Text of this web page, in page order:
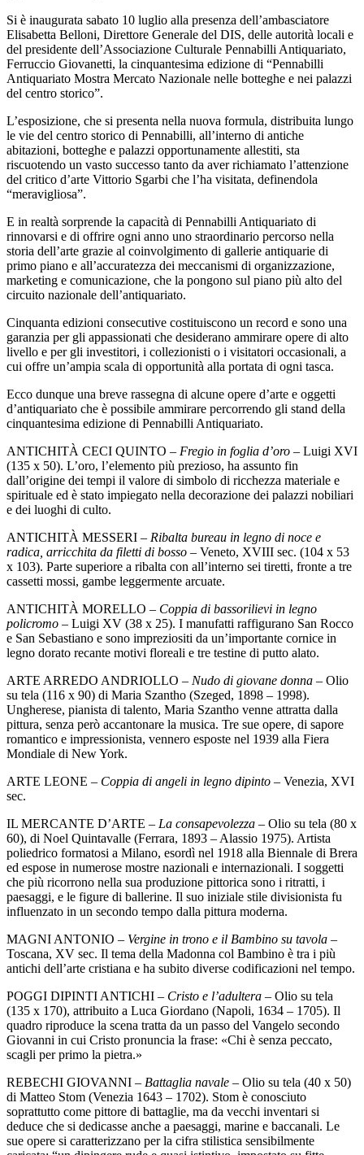
Si è inaugurata sabato 10 luglio alla presenza dell’ambasciatore
Elisabetta Belloni, Direttore Generale del DIS, delle autorità locali e
del presidente dell’Associazione Culturale Pennabilli Antiquariato,
Ferruccio Giovanetti, la cinquantesima edizione di “Pennabilli
Antiquariato Mostra Mercato Nazionale nelle botteghe e nei palazzi
del centro storico”.
L’esposizione, che si presenta nella nuova formula, distribuita lungo
le vie del centro storico di Pennabilli, all’interno di antiche
abitazioni, botteghe e palazzi opportunamente allestiti, sta
riscuotendo un vasto successo tanto da aver richiamato l’attenzione
del critico d’arte Vittorio Sgarbi che l’ha visitata, definendola
“meravigliosa”.
E in realtà sorprende la capacità di Pennabilli Antiquariato di
rinnovarsi e di offrire ogni anno uno straordinario percorso nella
storia dell’arte grazie al coinvolgimento di gallerie antiquarie di
primo piano e all’accuratezza dei meccanismi di organizzazione,
marketing e comunicazione, che la pongono sul piano più alto del
circuito nazionale dell’antiquariato.
Cinquanta edizioni consecutive costituiscono un record e sono una
garanzia per gli appassionati che desiderano ammirare opere di alto
livello e per gli investitori, i collezionisti o i visitatori occasionali, a
cui offre un’ampia scala di opportunità alla portata di ogni tasca.
Ecco dunque una breve rassegna di alcune opere d’arte e oggetti
d’antiquariato che è possibile ammirare percorrendo gli stand della
cinquantesima edizione di Pennabilli Antiquariato.
ANTICHITÀ CECI QUINTO – Fregio in foglia d’oro – Luigi XVI
(135 x 50). L’oro, l’elemento più prezioso, ha assunto fin
dall’origine dei tempi il valore di simbolo di ricchezza materiale e
spirituale ed è stato impiegato nella decorazione dei palazzi nobiliari
e dei luoghi di culto.
ANTICHITÀ MESSERI – Ribalta bureau in legno di noce e
radica, arricchita da filetti di bosso – Veneto, XVIII sec. (104 x 53
x 103). Parte superiore a ribalta con all’interno sei tiretti, fronte a tre
cassetti mossi, gambe leggermente arcuate.
ANTICHITÀ MORELLO – Coppia di bassorilievi in legno
policromo – Luigi XV (38 x 25). I manufatti raffigurano San Rocco
e San Sebastiano e sono impreziositi da un’importante cornice in
legno dorato recante motivi floreali e tre testine di putto alato.
ARTE ARREDO ANDRIOLLO – Nudo di giovane donna – Olio
su tela (116 x 90) di Maria Szantho (Szeged, 1898 – 1998).
Ungherese, pianista di talento, Maria Szantho venne attratta dalla
pittura, senza però accantonare la musica. Tre sue opere, di sapore
romantico e impressionista, vennero esposte nel 1939 alla Fiera
Mondiale di New York.
ARTE LEONE – Coppia di angeli in legno dipinto – Venezia, XVI
sec.
IL MERCANTE D’ARTE – La consapevolezza – Olio su tela (80 x
60), di Noel Quintavalle (Ferrara, 1893 – Alassio 1975). Artista
poliedrico formatosi a Milano, esordì nel 1918 alla Biennale di Brera
ed espose in numerose mostre nazionali e internazionali. I soggetti
che più ricorrono nella sua produzione pittorica sono i ritratti, i
paesaggi, e le figure di ballerine. Il suo iniziale stile divisionista fu
influenzato in un secondo tempo dalla pittura moderna.
MAGNI ANTONIO – Vergine in trono e il Bambino su tavola –
Toscana, XV sec. Il tema della Madonna col Bambino è tra i più
antichi dell’arte cristiana e ha subito diverse codificazioni nel tempo.
POGGI DIPINTI ANTICHI – Cristo e l’adultera – Olio su tela
(135 x 170), attribuito a Luca Giordano (Napoli, 1634 – 1705). Il
quadro riproduce la scena tratta da un passo del Vangelo secondo
Giovanni in cui Cristo pronuncia la frase: «Chi è senza peccato,
scagli per primo la pietra.»
REBECHI GIOVANNI – Battaglia navale – Olio su tela (40 x 50)
di Matteo Stom (Venezia 1643 – 1702). Stom è conosciuto
soprattutto come pittore di battaglie, ma da vecchi inventari si
deduce che si dedicasse anche a paesaggi, marine e baccanali. Le
sue opere si caratterizzano per la cifra stilistica sensibilmente